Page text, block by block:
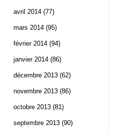
avril 2014 (77)
mars 2014 (95)
février 2014 (94)
janvier 2014 (86)
décembre 2013 (62)
novembre 2013 (86)
octobre 2013 (81)
septembre 2013 (90)